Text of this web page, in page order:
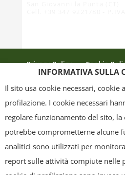
Privacy Policy Cookie
grafica ed il layout) sono di proprietà del
Sicilia" e tutelati dal diritto d’autore.
pubblicarli, riscriverli, commercializzarli,
INFORMATIVA SULLA
Il sito usa cookie necessari, cookie
profilazione. I cookie necessari
regolare funzionamento del sito,
potrebbe comprometterne alcune
analitici sono utilizzati per
report sulle attività compiute nelle